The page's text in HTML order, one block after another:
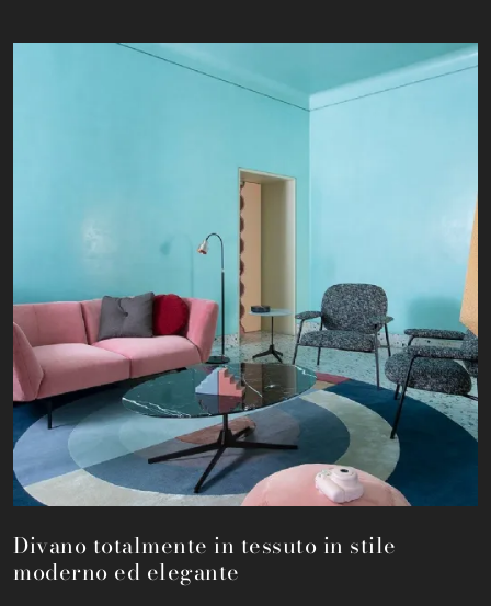
Divano totalmente in tessuto in stile
moderno ed elegante